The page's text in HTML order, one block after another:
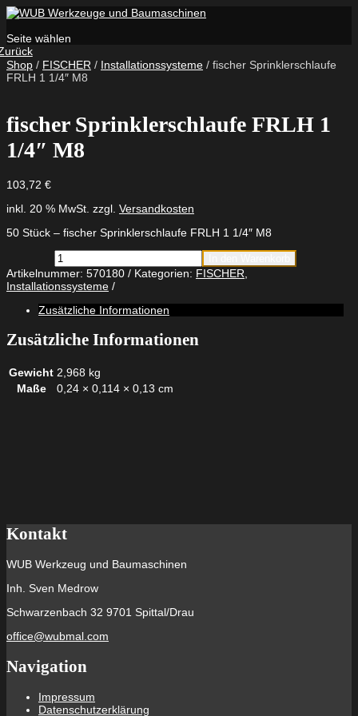
Seite wählen
Shop / FISCHER / Installationssysteme / fischer Sprinklerschlaufe
FRLH 1 1/4″ M8
fischer Sprinklerschlaufe FRLH 1
1/4″ M8
103,72 €
inkl. 20 % MwSt. zzgl. Versandkosten
50 Stück – fischer Sprinklerschlaufe FRLH 1 1/4″ M8
fischer
Sprinklerschlaufe
FRLH
1
1/4"
M8
Menge
Artikelnummer: 570180 Kategorien: FISCHER
Installationssysteme
Zusätzliche Informationen
Zusätzliche Informationen
Gewicht 2,968 kg
Maße
0,24 × 0,114 × 0,13 cm
Kontakt
WUB Werkzeug und Baumaschinen
Inh. Sven Medrow
Schwarzenbach 32 9701 Spittal/Drau
office@wubmal.com
Navigation
Impressum
Datenschutzerklärung